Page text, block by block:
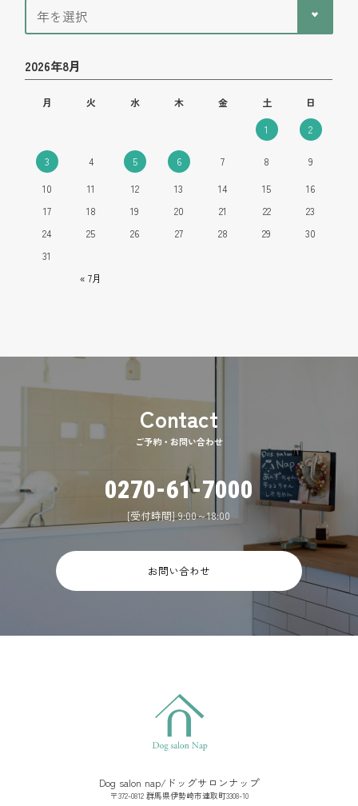
2026年8月
月 火 水 木 金 土 日
« 7月
1 2
3 4 5 6 7 8
9
10
11 12 13 14 15
16
17
18 19 20 21 22
23
24
25 26 27 28 29
30
31
ご予約・お問い合わせ
0270-61-7000
[受付時間] 9:00～18:00
お問い合わせ
Dog salon nap/ドッグサロンナップ
〒372-0812 群馬県伊勢崎市連取町3308-10